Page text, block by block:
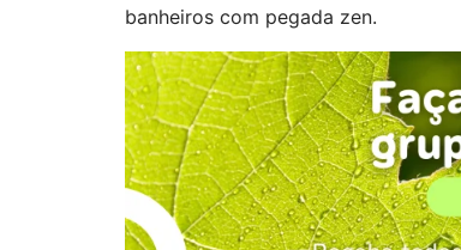
banheiros com pegada zen.